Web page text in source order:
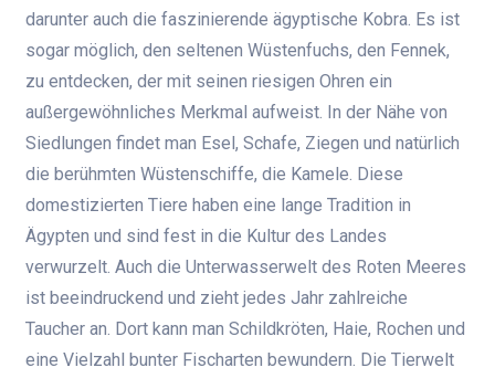
darunter auch die faszinierende ägyptische Kobra. Es ist
sogar möglich, den seltenen Wüstenfuchs, den Fennek,
zu entdecken, der mit seinen riesigen Ohren ein
außergewöhnliches Merkmal aufweist. In der Nähe von
Siedlungen findet man Esel, Schafe, Ziegen und natürlich
die berühmten Wüstenschiffe, die Kamele. Diese
domestizierten Tiere haben eine lange Tradition in
Ägypten und sind fest in die Kultur des Landes
verwurzelt. Auch die Unterwasserwelt des Roten Meeres
ist beeindruckend und zieht jedes Jahr zahlreiche
Taucher an. Dort kann man Schildkröten, Haie, Rochen und
eine Vielzahl bunter Fischarten bewundern. Die Tierwelt